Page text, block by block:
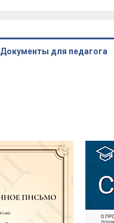
Документы для педагога